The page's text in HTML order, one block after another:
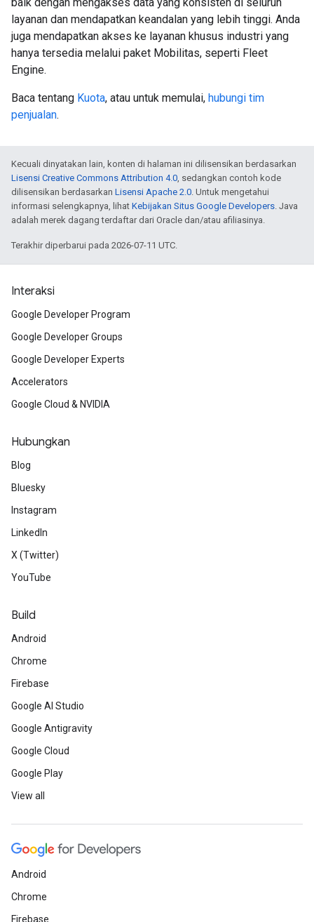
layanan dan mendapatkan keandalan yang lebih tinggi. Anda
juga mendapatkan akses ke layanan khusus industri yang
hanya tersedia melalui paket Mobilitas, seperti Fleet
Engine.
Baca tentang Kuota, atau untuk memulai, hubungi tim
penjualan.
Kecuali dinyatakan lain, konten di halaman ini dilisensikan berdasarkan
Lisensi Creative Commons Attribution 4.0, sedangkan contoh kode
dilisensikan berdasarkan Lisensi Apache 2.0. Untuk mengetahui
informasi selengkapnya, lihat Kebijakan Situs Google Developers. Java
adalah merek dagang terdaftar dari Oracle dan/atau afiliasinya.
Terakhir diperbarui pada 2026-07-11 UTC.
Interaksi
Google Developer Program
Google Developer Groups
Google Developer Experts
Accelerators
Google Cloud & NVIDIA
Hubungkan
Blog
Bluesky
Instagram
LinkedIn
X (Twitter)
YouTube
Build
Android
Chrome
Firebase
Google AI Studio
Google Antigravity
Google Cloud
Google Play
View all
Android
Chrome
Firebase